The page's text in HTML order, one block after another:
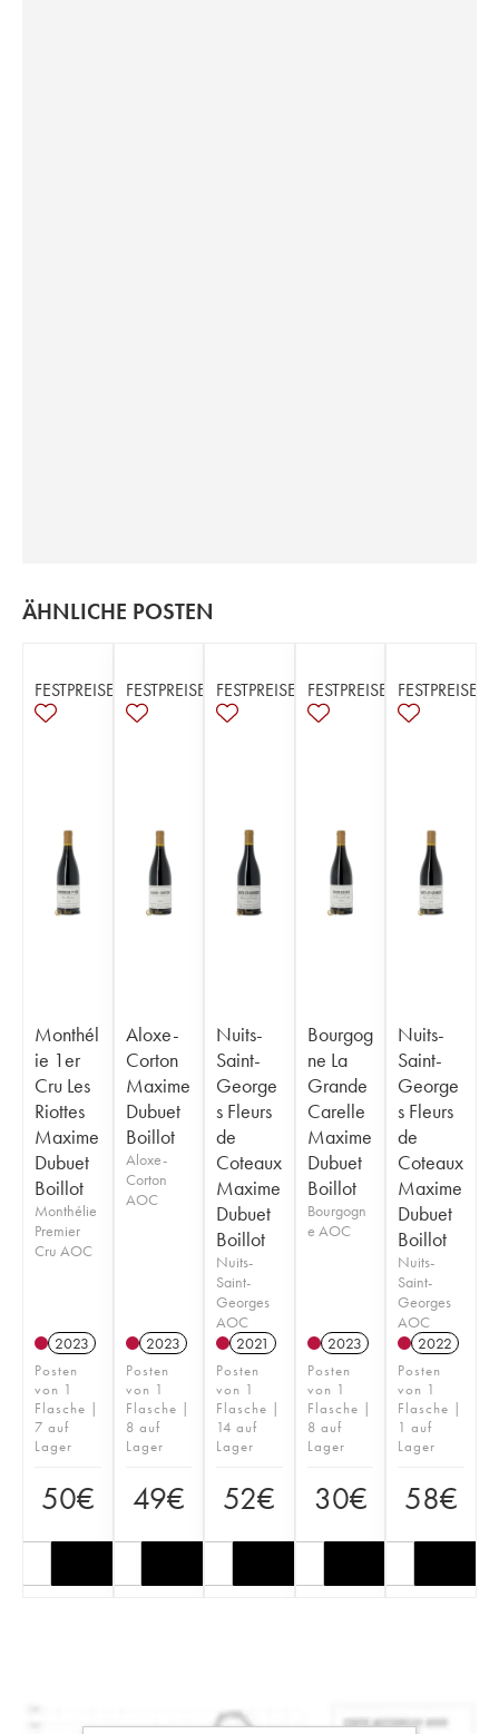
ÄHNLICHE POSTEN
FESTPREISE
Monthél
ie 1er
Cru Les
Riottes
Maxime
Dubuet
Boillot
Monthélie
Premier
Cru AOC
2023
Posten
von 1
Flasche |
7 auf
Lager
50€
FESTPREISE
Aloxe-
Corton
Maxime
Dubuet
Boillot
Aloxe-
Corton
AOC
2023
Posten
von 1
Flasche |
8 auf
Lager
49€
FESTPREISE
Nuits-
Saint-
George
s Fleurs
de
Coteaux
Maxime
Dubuet
Boillot
Nuits-
Saint-
Georges
AOC
2021
Posten
von 1
Flasche |
14 auf
Lager
52€
FESTPREISE
Bourgog
ne La
Grande
Carelle
Maxime
Dubuet
Boillot
Bourgogn
e AOC
2023
Posten
von 1
Flasche |
8 auf
Lager
30€
FESTPREISE
Nuits-
Saint-
George
s Fleurs
de
Coteaux
Maxime
Dubuet
Boillot
Nuits-
Saint-
Georges
AOC
2022
Posten
von 1
Flasche |
1 auf
Lager
58€